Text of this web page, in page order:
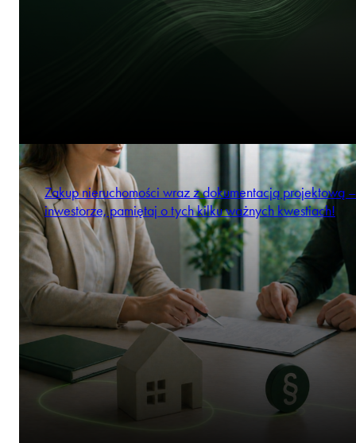
Zakup nieruchomości wraz z dokumentacją projektową –
inwestorze, pamiętaj o tych kilku ważnych kwestiach!